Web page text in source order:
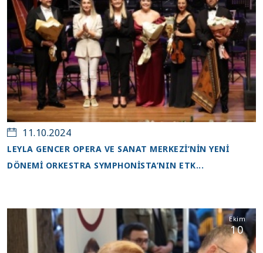
11.10.2024
LEYLA GENCER OPERA VE SANAT MERKEZİ’NİN YENİ
DÖNEMİ ORKESTRA SYMPHONİSTA’NIN ETK...
Ekim
10